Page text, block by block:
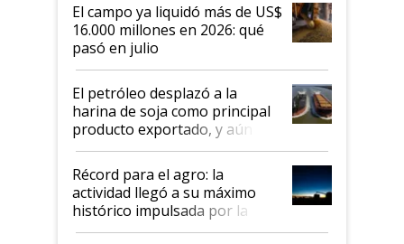
El campo ya liquidó más de US$
16.000 millones en 2026: qué
pasó en julio
El petróleo desplazó a la
harina de soja como principal
producto exportado, y aún así
el agro aportó casi seis de cada
diez dólares y sostuvo el
liderazgo en un semestre
récord
Récord para el agro: la
actividad llegó a su máximo
histórico impulsada por la
cosecha y las exportaciones